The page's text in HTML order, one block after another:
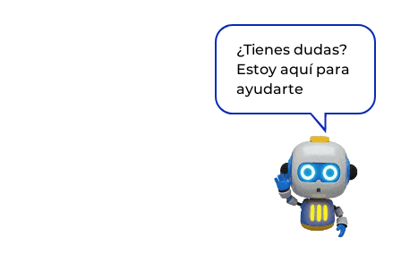
¿Tienes dudas?
Estoy aquí para
ayudarte